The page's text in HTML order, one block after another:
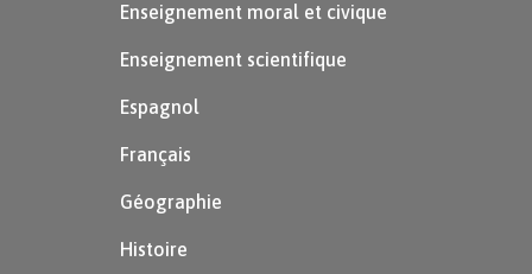
Enseignement moral et civique
Enseignement scientifique
Espagnol
Français
Géographie
Histoire